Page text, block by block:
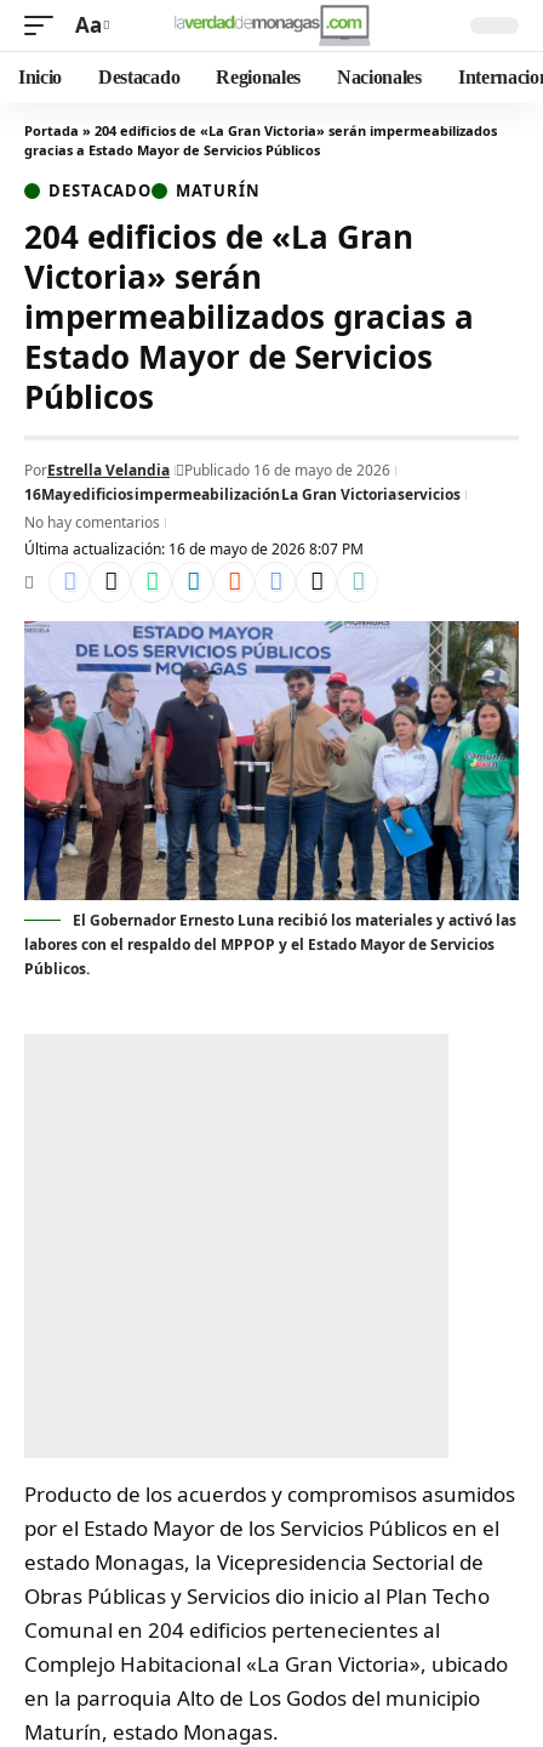
Aa
Inicio Destacado Regionales Nacionales
Portada » 204 edificios de «La Gran Victoria» serán impermeabilizados
gracias a Estado Mayor de Servicios Públicos
DESTACADO MATURÍN
204 edificios de «La Gran
Victoria» serán
impermeabilizados gracias a
Estado Mayor de Servicios
Públicos
Última actualización: 16 de mayo de 2026 8:07 PM
PorEstrella Velandia
Publicado 16 de mayo de 2026
16MayedificiosimpermeabilizaciónLa Gran Victoriaservicios
No hay comentarios
El Gobernador Ernesto Luna recibió los materiales y activó las
labores con el respaldo del MPPOP y el Estado Mayor de Servicios
Públicos.
Producto de los acuerdos y compromisos asumidos
por el Estado Mayor de losServicios Públicos en el
estado Monagas, la Vicepresidencia Sectorial de
Obras Públicas y Servicios dio inicio al Plan Techo
Comunal en 204 edificios pertenecientes al
Complejo Habitacional «La Gran Victoria», ubicado
en la parroquia Alto de Los Godos del municipio
Maturín, estado Monagas.